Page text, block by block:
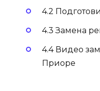
4.2
4.3 Замена
4.4 Видео
Приоре